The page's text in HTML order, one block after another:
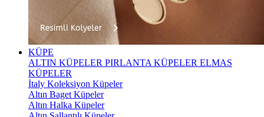
KÜPE
ALTIN KÜPELER PIRLANTA KÜPELER ELMAS
KÜPELER
İtaly Koleksiyon Küpeler
Altın Baget Küpeler
Altın Halka Küpeler